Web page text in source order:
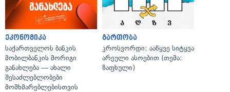
ეკონომიკა
საქართველოს ბანკის
მობილბანკის მორიგი
განახლება — ახალი
შესაძლებლობები
მომხმარებლებისთვის
გართობა
კროსვორდი: ააწყვე სიტყვა
არეული ასოებით (თემა:
ზაფხული)